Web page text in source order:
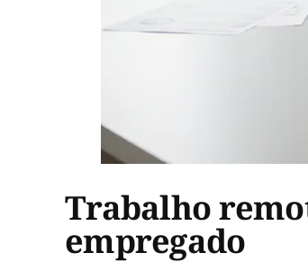
Trabalho
empregado